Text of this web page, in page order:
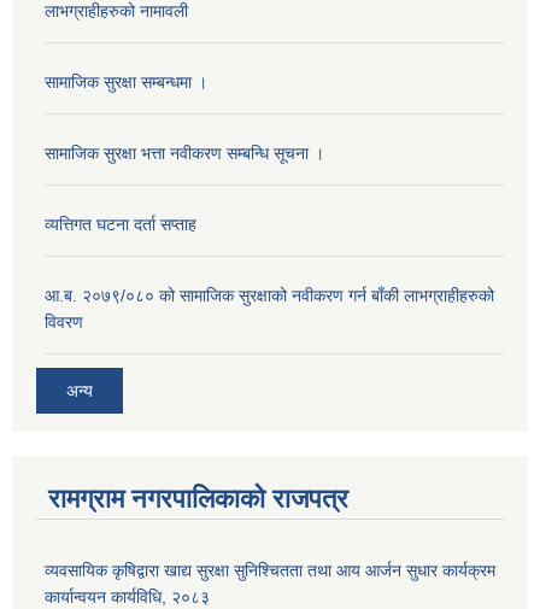
लाभग्राहीहरुको नामावली
सामाजिक सुरक्षा सम्बन्धमा ।
सामाजिक सुरक्षा भत्ता नवीकरण सम्बन्धि सूचना ।
व्यत्तिगत घटना दर्ता सप्ताह
आ.ब. २०७९/०८० को सामाजिक सुरक्षाको नवीकरण गर्न बाँकी लाभग्राहीहरुको
विवरण
अन्य
रामग्राम नगरपालिकाको राजपत्र
व्यवसायिक कृषिद्वारा खाद्य सुरक्षा सुनिश्चितता तथा आय आर्जन सुधार कार्यक्रम
कार्यान्वयन कार्यविधि, २०८३